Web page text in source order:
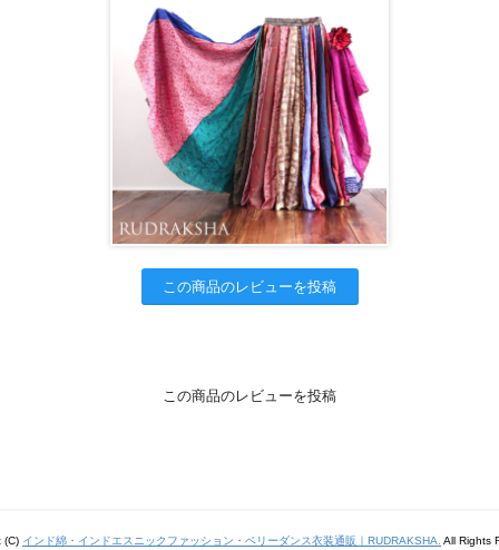
この商品のレビューを投稿
この商品のレビューを投稿
(C) インド綿・インドエスニックファッション・ベリーダンス衣装通販｜RUDRAKSHA. All Rights